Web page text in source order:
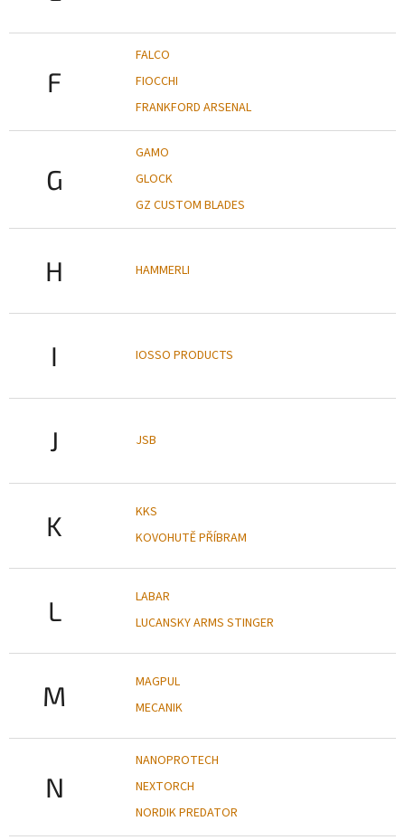
F
FALCO
FIOCCHI
FRANKFORD ARSENAL
G
GAMO
GLOCK
GZ CUSTOM BLADES
H HAMMERLI
I IOSSO PRODUCTS
J JSB
K
KKS
KOVOHUTĚ PŘÍBRAM
L
LABAR
LUCANSKY ARMS STINGER
M
MAGPUL
MECANIK
N
NANOPROTECH
NEXTORCH
NORDIK PREDATOR